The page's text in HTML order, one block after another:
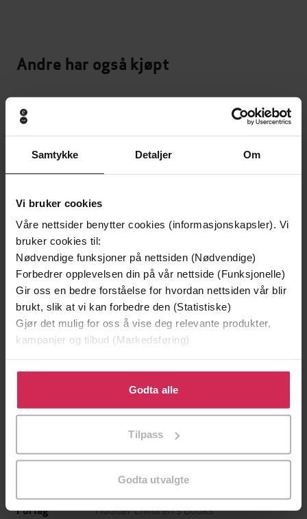
Samtykke Detaljer Om
Vi bruker cookies
Våre nettsider benytter cookies (informasjonskapsler). Vi
bruker cookies til:
Nødvendige funksjoner på nettsiden (Nødvendige)
Forbedrer opplevelsen din på vår nettside (Funksjonelle)
Gir oss en bedre forståelse for hvordan nettsiden vår blir
brukt, slik at vi kan forbedre den (Statistiske)
Gjør det mulig for oss å vise deg relevante produkter,
kampanjer og tilbud (Markedsføring)
Klikk på «Godta alle» for å gi oss ditt samtykke til å
bruke cookies for alle disse formålene. Du kan også
tilpasse ditt samtykke til spesifikke formål ved å klikke
Godta alle
Tilpass
Godta utvalgte
Andre har også kjøpt
199,-
Minnesota
Jo Nesbø
Første gang på tilbud
Utskudd
Book 10
Forfattere Enid Blyton(forfatter),Thomas Judd
(innleser)
Forlag Hodder Children's Books